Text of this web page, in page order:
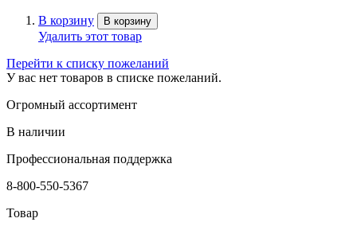
В корзину В корзину
Удалить этот товар
Перейти к списку пожеланий
У вас нет товаров в списке пожеланий.
Огромный ассортимент
В наличии
Профессиональная поддержка
8-800-550-5367
Товар